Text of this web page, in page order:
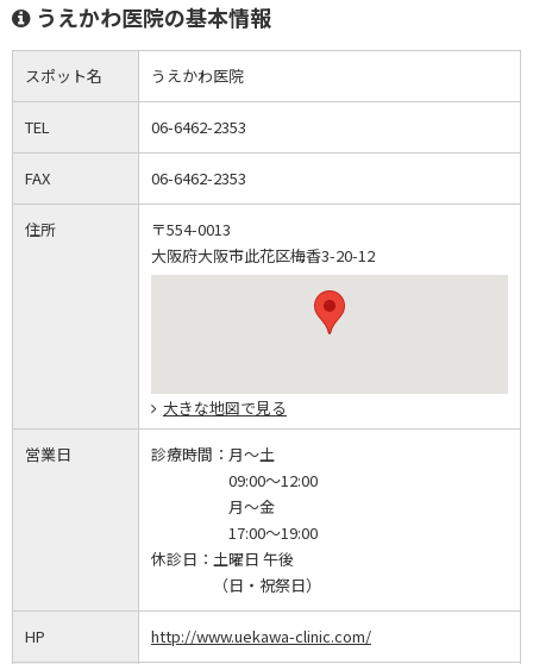
うえかわ医院の基本情報
スポット名 うえかわ医院
TEL 06-6462-2353
FAX 06-6462-2353
住所
〒554-0013
大阪府大阪市此花区梅香3-20-12
大きな地図で見る
営業日 診療時間： 月～土
09:00～12:00
月～金
17:00～19:00
休診日： 土曜日 午後
（日・祝祭日）
HP http://www.uekawa-clinic.com/